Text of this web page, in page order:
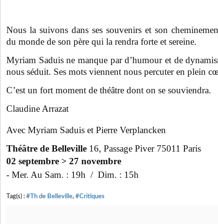
Nous la suivons dans ses souvenirs et son
du monde de son père qui la rendra forte et sereine.
Myriam Saduis ne manque par d’humour et de
nous séduit. Ses mots viennent nous percuter en plein
C’est un fort moment de théâtre dont on se souviendra.
Claudine Arrazat
Avec Myriam Saduis et Pierre Verplancken
Théâtre de Belleville 16, Passage Piver 75011 Paris
02 septembre > 27 novembre
- Mer. Au Sam. : 19h / Dim. : 15h
Tag(s) : #Th de Belleville, #Critiques